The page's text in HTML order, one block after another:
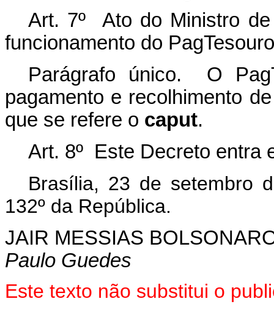
Art. 7º Ato do Ministro
funcionamento do PagTesouro
Parágrafo único. O
pagamento e recolhimento
que se refere o caput.
Art. 8º Este Decreto entra
Brasília, 23 de setembro
132º da República.
JAIR MESSIAS
Paulo Guedes
Este texto não substitui o